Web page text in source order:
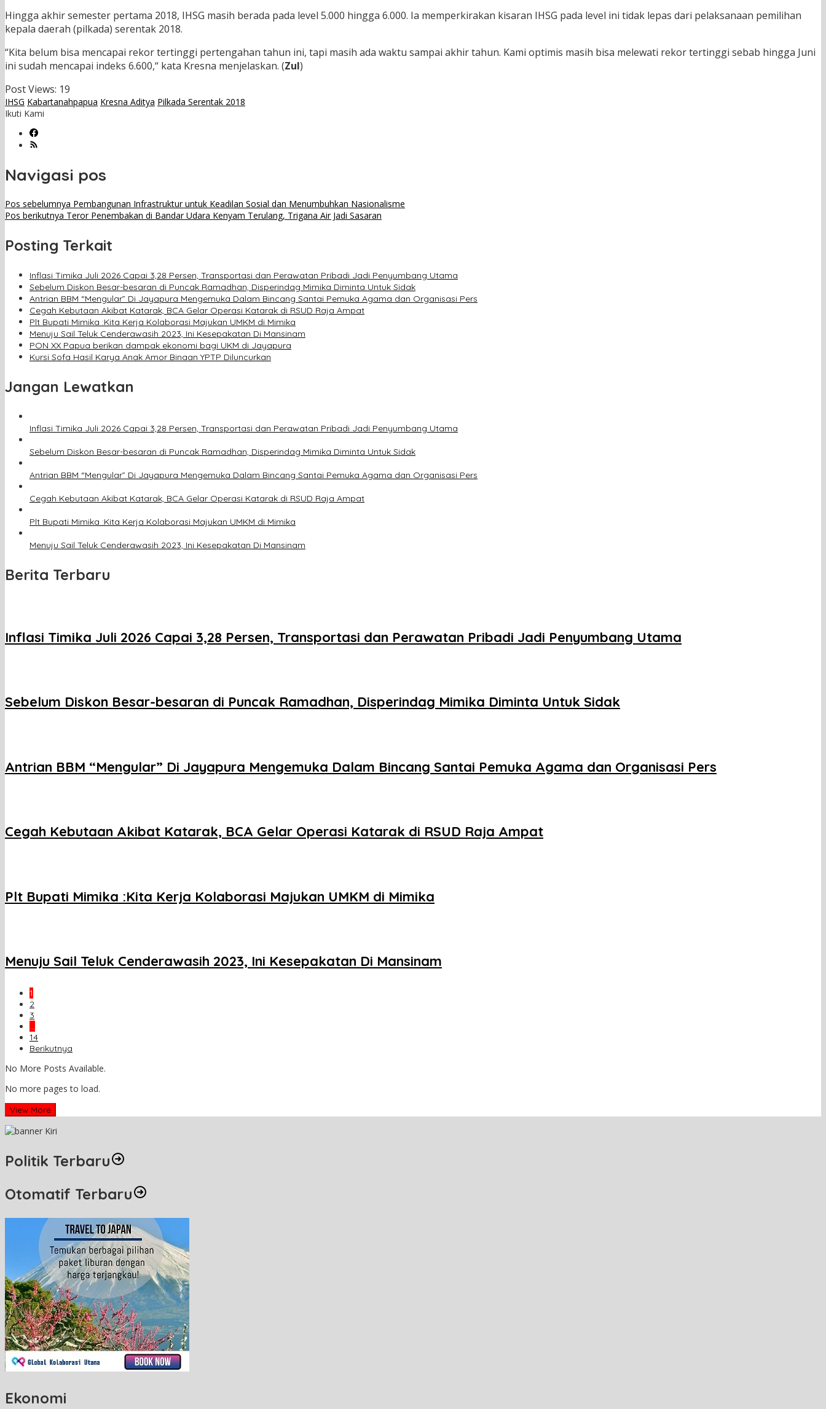
Hingga akhir semester pertama 2018, IHSG masih berada pada level 5.000 hingga 6.000. Ia memperkirakan kisaran IHSG pada level ini tidak lepas dari pelaksanaan pemilihan
kepala daerah (pilkada) serentak 2018.
“Kita belum bisa mencapai rekor tertinggi pertengahan tahun ini, tapi masih ada waktu sampai akhir tahun. Kami optimis masih bisa melewati rekor tertinggi sebab hingga Juni
ini sudah mencapai indeks 6.600,“ kata Kresna menjelaskan. (Zul)
Post Views: 19
IHSG Kabartanahpapua Kresna Aditya Pilkada Serentak 2018
Ikuti Kami
Navigasi pos
Pos sebelumnya Pembangunan Infrastruktur untuk Keadilan Sosial dan Menumbuhkan Nasionalisme
Pos berikutnya Teror Penembakan di Bandar Udara Kenyam Terulang, Trigana Air Jadi Sasaran
Posting Terkait
Inflasi Timika Juli 2026 Capai 3,28 Persen, Transportasi dan Perawatan Pribadi Jadi Penyumbang Utama
Sebelum Diskon Besar-besaran di Puncak Ramadhan, Disperindag Mimika Diminta Untuk Sidak
Antrian BBM “Mengular” Di Jayapura Mengemuka Dalam Bincang Santai Pemuka Agama dan Organisasi Pers
Cegah Kebutaan Akibat Katarak, BCA Gelar Operasi Katarak di RSUD Raja Ampat
Plt Bupati Mimika :Kita Kerja Kolaborasi Majukan UMKM di Mimika
Menuju Sail Teluk Cenderawasih 2023, Ini Kesepakatan Di Mansinam
PON XX Papua berikan dampak ekonomi bagi UKM di Jayapura
Kursi Sofa Hasil Karya Anak Amor Binaan YPTP Diluncurkan
Jangan Lewatkan
Inflasi Timika Juli 2026 Capai 3,28 Persen, Transportasi dan Perawatan Pribadi Jadi Penyumbang Utama
Sebelum Diskon Besar-besaran di Puncak Ramadhan, Disperindag Mimika Diminta Untuk Sidak
Antrian BBM “Mengular” Di Jayapura Mengemuka Dalam Bincang Santai Pemuka Agama dan Organisasi Pers
Cegah Kebutaan Akibat Katarak, BCA Gelar Operasi Katarak di RSUD Raja Ampat
Plt Bupati Mimika :Kita Kerja Kolaborasi Majukan UMKM di Mimika
Menuju Sail Teluk Cenderawasih 2023, Ini Kesepakatan Di Mansinam
Berita Terbaru
Inflasi Timika Juli 2026 Capai 3,28 Persen, Transportasi dan Perawatan Pribadi Jadi Penyumbang Utama
Sebelum Diskon Besar-besaran di Puncak Ramadhan, Disperindag Mimika Diminta Untuk Sidak
Antrian BBM “Mengular” Di Jayapura Mengemuka Dalam Bincang Santai Pemuka Agama dan Organisasi Pers
Cegah Kebutaan Akibat Katarak, BCA Gelar Operasi Katarak di RSUD Raja Ampat
Plt Bupati Mimika :Kita Kerja Kolaborasi Majukan UMKM di Mimika
Menuju Sail Teluk Cenderawasih 2023, Ini Kesepakatan Di Mansinam
1
2
3
…
14
Berikutnya
No More Posts Available.
No more pages to load.
View More
Politik Terbaru
Otomatif Terbaru
Ekonomi